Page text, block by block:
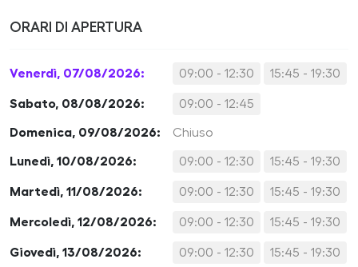
ORARI DI APERTURA
Venerdì, 07/08/2026: 09:00 - 12:30 15:45 - 19:30
Sabato, 08/08/2026: 09:00 - 12:45
Domenica, 09/08/2026: Chiuso
Lunedì, 10/08/2026: 09:00 - 12:30 15:45 - 19:30
Martedì, 11/08/2026: 09:00 - 12:30 15:45 - 19:30
Mercoledì, 12/08/2026: 09:00 - 12:30 15:45 - 19:30
Giovedì, 13/08/2026: 09:00 - 12:30 15:45 - 19:30